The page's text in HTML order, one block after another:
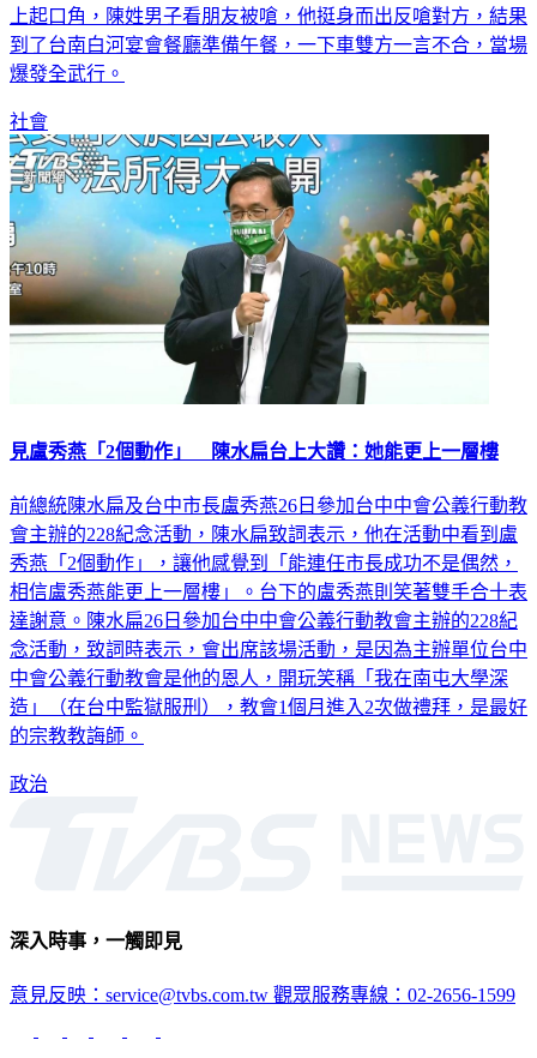
上起口角，陳姓男子看朋友被嗆，他挺身而出反嗆對方，結果
到了台南白河宴會餐廳準備午餐，一下車雙方一言不合，當場
爆發全武行。
社會
見盧秀燕「2個動作」 陳水扁台上大讚：她能更上一層樓
前總統陳水扁及台中市長盧秀燕26日參加台中中會公義行動教
會主辦的228紀念活動，陳水扁致詞表示，他在活動中看到盧
秀燕「2個動作」，讓他感覺到「能連任市長成功不是偶然，
相信盧秀燕能更上一層樓」。台下的盧秀燕則笑著雙手合十表
達謝意。陳水扁26日參加台中中會公義行動教會主辦的228紀
念活動，致詞時表示，會出席該場活動，是因為主辦單位台中
中會公義行動教會是他的恩人，開玩笑稱「我在南屯大學深
造」（在台中監獄服刑），教會1個月進入2次做禮拜，是最好
的宗教教誨師。
政治
深入時事，一觸即見
意見反映：service@tvbs.com.tw 觀眾服務專線：02-2656-1599